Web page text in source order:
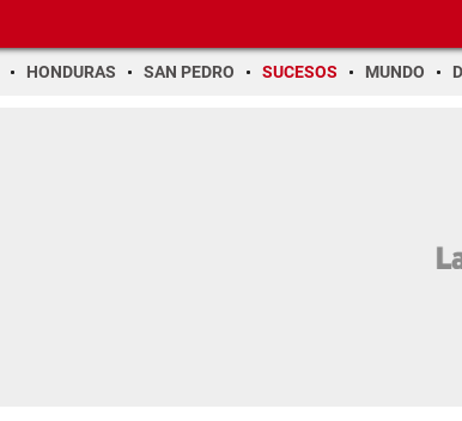
HONDURAS SAN PEDRO SUCESOS MUNDO